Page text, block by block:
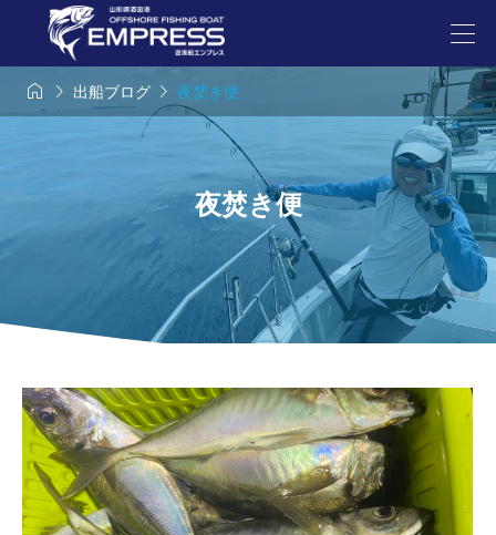
  出船ブログ  夜焚き便
夜焚き便